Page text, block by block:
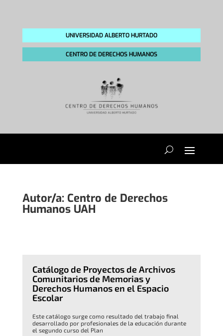
UNIVERSIDAD ALBERTO HURTADO
CENTRO DE DERECHOS HUMANOS
Autor/a: Centro de Derechos
Humanos UAH
Catálogo de Proyectos de Archivos
Comunitarios de Memorias y
Derechos Humanos en el Espacio
Escolar
Este catálogo surge como resultado del trabajo final
desarrollado por profesionales de la educación durante
el segundo curso del Plan